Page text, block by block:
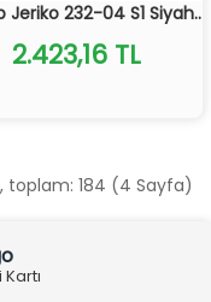
Jeriko 232-04 S1 Siyah..
2.423,16 TL
toplam: 184 (4 Sayfa)